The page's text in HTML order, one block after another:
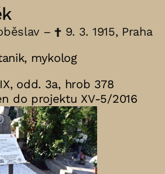
–†9. 3. 1915, Praha
, mykolog
odd. 3a, hrob 378
do projektu XV-5/2016